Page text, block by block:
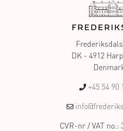
DK - 4912
+45 54 90
CVR-nr / VAT no.: